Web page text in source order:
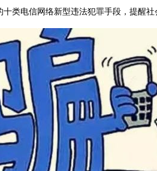
类电信网络新型违法犯罪手段，提醒社